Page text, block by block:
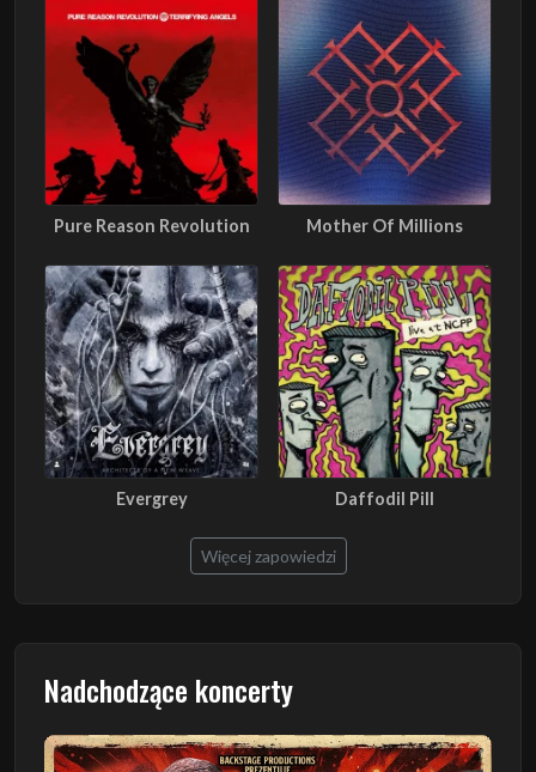
Pure Reason Revolution Mother Of Millions
Evergrey Daffodil Pill
Więcej zapowiedzi
Nadchodzące koncerty